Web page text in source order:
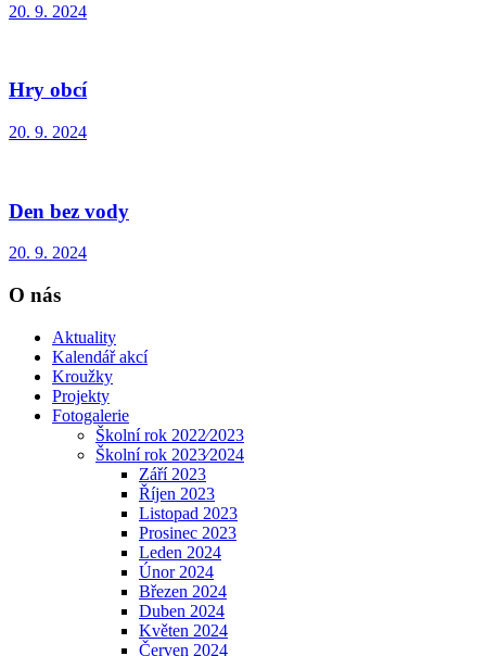
20. 9. 2024
Hry obcí
20. 9. 2024
Den bez vody
20. 9. 2024
O nás
Aktuality
Kalendář akcí
Kroužky
Projekty
Fotogalerie
Školní rok 2022⁄2023
Školní rok 2023⁄2024
Září 2023
Říjen 2023
Listopad 2023
Prosinec 2023
Leden 2024
Únor 2024
Březen 2024
Duben 2024
Květen 2024
Červen 2024